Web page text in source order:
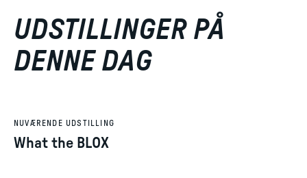
UDSTILLINGER PÅ
DENNE DAG
NUVÆRENDE UDSTILLING
What the BLOX